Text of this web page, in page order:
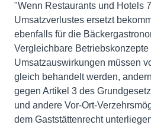
"Wenn Restaurants und Hotels
Umsatzverlustes ersetzt
ebenfalls für die
Vergleichbare Betriebskonzepte
Umsatzauswirkungen müssen
gleich behandelt werden,
gegen Artikel 3 des
und andere Vor-Ort-
dem Gaststättenrecht